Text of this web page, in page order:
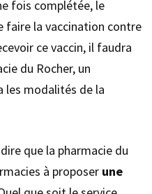
fois complétée, le
faire la vaccination contre
ce vaccin, il faudra
du Rocher, un
les modalités de la
que la pharmacie du
à proposerune